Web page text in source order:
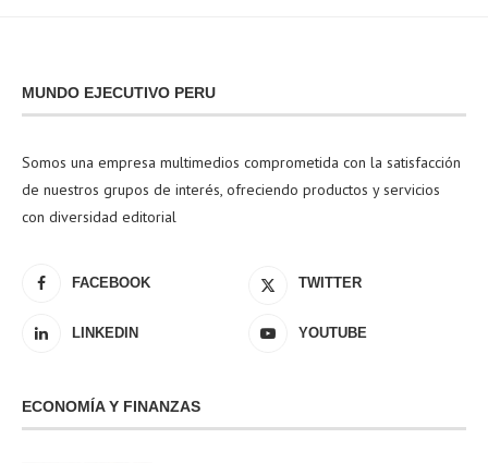
MUNDO EJECUTIVO PERU
Somos una empresa multimedios comprometida con la satisfacción
de nuestros grupos de interés, ofreciendo productos y servicios
con diversidad editorial
FACEBOOK TWITTER
LINKEDIN YOUTUBE
ECONOMÍA Y FINANZAS